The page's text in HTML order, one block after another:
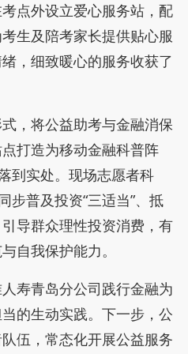
点外设立爱心服务站，配
生及陪考家长提供贴心服
，细致暖心的服务收获了
，将公益助考与金融消保
打造为移动金融科普阵
到实处。现场志愿者科
步普及投资“三适当”、抵
导群众理性投资消费，有
自我保护能力。
寿青岛分公司践行金融为
的生动实践。下一步，公
伍，常态化开展公益服务